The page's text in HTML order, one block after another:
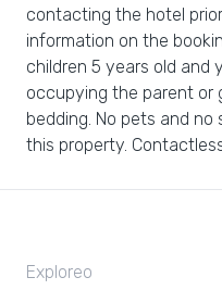
contacting the hotel
information on the
children 5 years old and
occupying the parent or
bedding. No pets and
this property.
Exploreo